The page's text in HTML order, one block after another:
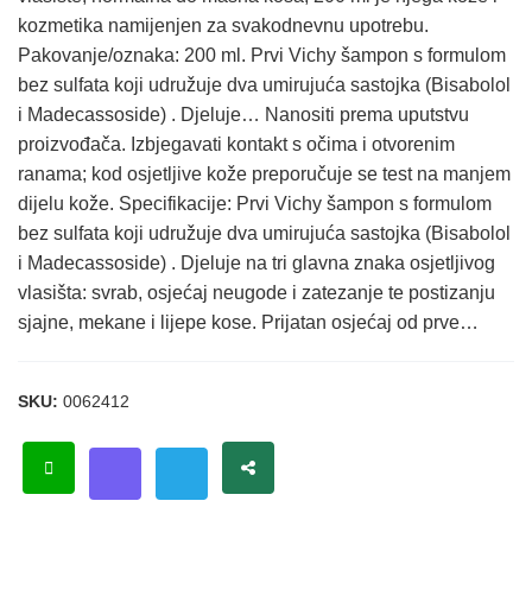
kozmetika namijenjen za svakodnevnu upotrebu.
Pakovanje/oznaka: 200 ml. Prvi Vichy šampon s formulom
bez sulfata koji udružuje dva umirujuća sastojka (Bisabolol
i Madecassoside) . Djeluje… Nanositi prema uputstvu
proizvođača. Izbjegavati kontakt s očima i otvorenim
ranama; kod osjetljive kože preporučuje se test na manjem
dijelu kože. Specifikacije: Prvi Vichy šampon s formulom
bez sulfata koji udružuje dva umirujuća sastojka (Bisabolol
i Madecassoside) . Djeluje na tri glavna znaka osjetljivog
vlasišta: svrab, osjećaj neugode i zatezanje te postizanju
sjajne, mekane i lijepe kose. Prijatan osjećaj od prve…
SKU: 0062412